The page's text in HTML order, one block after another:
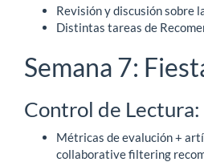
Revisión y discusión sobre
Distintas tareas de
Semana 7:
Control de Lectura:
Métricas de evalución +
collaborative filtering